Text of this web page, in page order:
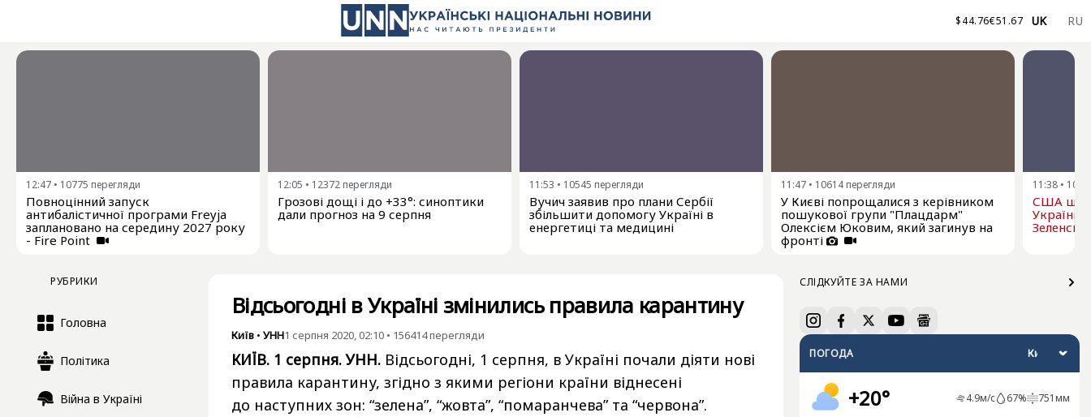
$44.76€51.67 UK RU
12:47 • 10775 перегляди
Повноцінний запуск
антибалістичної програми Freyja
заплановано на середину 2027 року
- Fire Point
12:05 • 12372 перегляди
Грозові дощі і до +33°: синоптики
дали прогноз на 9 серпня
11:53 • 10545 перегляди
Вучич заявив про плани Сербії
збільшити допомогу Україні в
енергетиці та медицині
11:47 • 10614 перегляди
У Києві попрощалися з керівником
пошукової групи "Плацдарм"
Олексієм Юковим, який загинув на
фронті
11:38 •
США
Україні
РУБРИКИ
Головна
Політика
Війна в Україні
СЛІДКУЙТЕ ЗА НАМИ
ПОГОДА
+20° 4.9м/с 67% 751мм
Відсьогодні в Україні змінились правила карантину
Київ • УНН1 серпня 2020, 02:10 • 156414перегляди
КИЇВ. 1 серпня. УНН. Відсьогодні, 1 серпня, в Україні почали діяти нові
правила карантину, згідно з якими регіони країни віднесені
до наступних зон: “зелена”, “жовта”, “помаранчева” та “червона”.